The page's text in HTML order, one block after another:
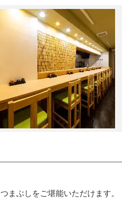
まぶしをご堪能いただけます。